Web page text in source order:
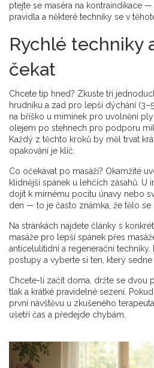
ptejte se maséra na kontraindikace —
pravidla a některé techniky se v
Rychlé techniky
čekat
Chcete tip hned? Zkuste tři
hrudníku a zad pro lepší dýchání
na bříško u miminek pro uvolnění
olejem po stehnech pro podporu
Každý z těchto kroků by měl trvat
opakování je klíč.
Co očekávat po masáži? Okamžité
klidnější spánek u lehčích zásahů. U
dojít k mírnému pocitu únavy nebo
den — to je často známka, že tělo se
Na stránkách najdete články s
masáže pro lepší spánek přes
anticelulitidní a regenerační
postupy a vyberte si ten, který sedne
Chcete-li začít doma, držte se dvou
tlak a krátké pravidelné sezení.
první návštěvu u zkušeného
ušetří čas a předejde chybám.